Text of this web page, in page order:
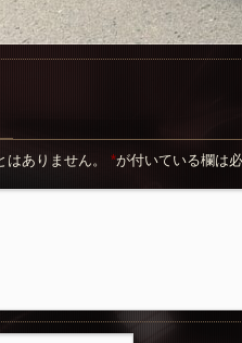
はありません。 *が付いている欄は